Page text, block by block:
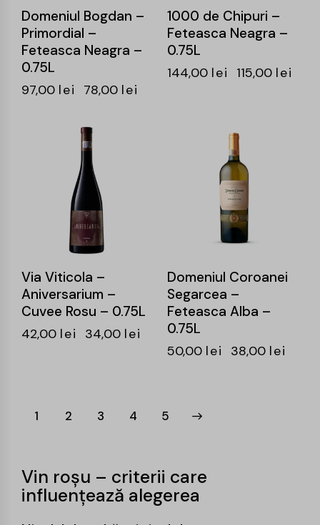
Domeniul Bogdan –
Primordial –
Feteasca Neagra –
0.75L
97,00 lei 78,00 lei
1000 de Chipuri –
Feteasca Neagra –
0.75L
144,00 lei 115,00 lei
Via Viticola –
Aniversarium –
Cuvee Rosu – 0.75L
42,00 lei 34,00 lei
Domeniul Coroanei
Segarcea –
Feteasca Alba –
0.75L
50,00 lei 38,00 lei
1 2 3 4 5
→
Vin roșu – criterii care
influențează alegerea